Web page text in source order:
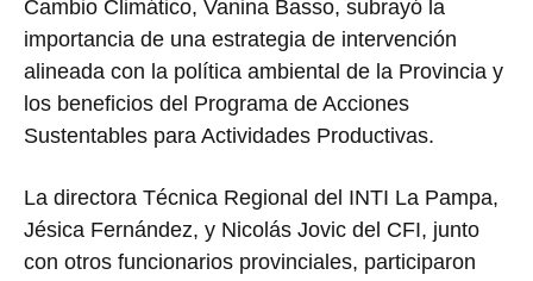
Cambio Climático, Vanina Basso, subrayó la
importancia de una estrategia de intervención
alineada con la política ambiental de la Provincia y
los beneficios del Programa de Acciones
Sustentables para Actividades Productivas.
La directora Técnica Regional del INTI La Pampa,
Jésica Fernández, y Nicolás Jovic del CFI, junto
con otros funcionarios provinciales, participaron